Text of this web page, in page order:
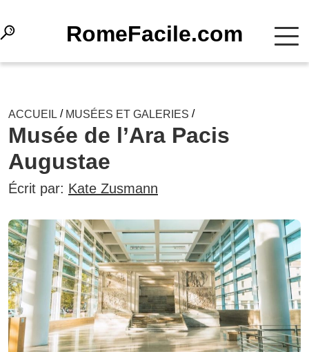
RomeFacile.com
ACCUEIL / MUSÉES ET GALERIES /
Musée de l’Ara Pacis
Augustae
Écrit par: Kate Zusmann